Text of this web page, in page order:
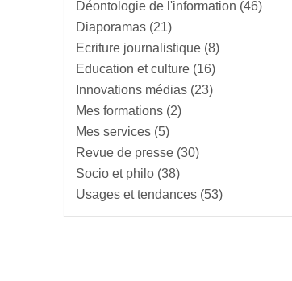
Déontologie de l'information (46)
Diaporamas (21)
Ecriture journalistique (8)
Education et culture (16)
Innovations médias (23)
Mes formations (2)
Mes services (5)
Revue de presse (30)
Socio et philo (38)
Usages et tendances (53)